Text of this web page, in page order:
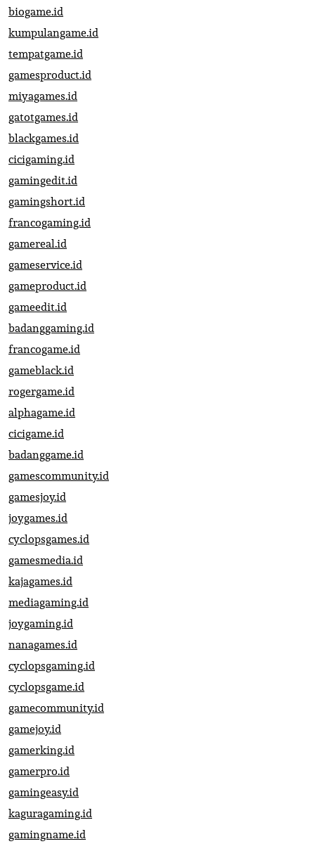
biogame.id
kumpulangame.id
tempatgame.id
gamesproduct.id
miyagames.id
gatotgames.id
blackgames.id
cicigaming.id
gamingedit.id
gamingshort.id
francogaming.id
gamereal.id
gameservice.id
gameproduct.id
gameedit.id
badanggaming.id
francogame.id
gameblack.id
rogergame.id
alphagame.id
cicigame.id
badanggame.id
gamescommunity.id
gamesjoy.id
joygames.id
cyclopsgames.id
gamesmedia.id
kajagames.id
mediagaming.id
joygaming.id
nanagames.id
cyclopsgaming.id
cyclopsgame.id
gamecommunity.id
gamejoy.id
gamerking.id
gamerpro.id
gamingeasy.id
kaguragaming.id
gamingname.id